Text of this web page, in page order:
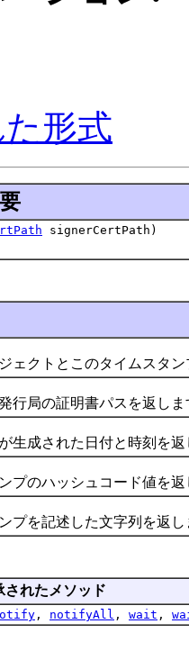
形式
signerCertPath)
クトとこのタイムスタン
局の証明書パスを返しま
成された日付と時刻を返
のハッシュコード値を返
を記述した文字列を返し
されたメソッド
, notifyAll , wait ,